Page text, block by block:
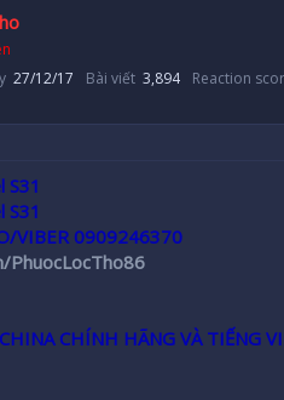
27/12/17 Bài viết 3,894 Reaction
S31
S31
VIBER 0909246370
CHÍNH HÃNG VÀ TIẾNG